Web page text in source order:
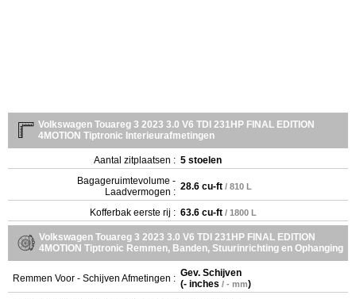
Volkswagen Touareg 3 2023 3.0 V6 TDI 231HP FINAL EDITION
4MOTION Tiptronic Interieurafmetingen
Aantal zitplaatsen : 5 stoelen
Bagageruimtevolume -
Laadvermogen : 28.6 cu-ft / 810 L
Kofferbak eerste rij : 63.6 cu-ft / 1800 L
Volkswagen Touareg 3 2023 3.0 V6 TDI 231HP FINAL EDITION
4MOTION Tiptronic Remmen, Banden, Stuurinrichting en Ophanging
Remmen Voor - Schijven Afmetingen : Gev. Schijven
(- inches / - mm)